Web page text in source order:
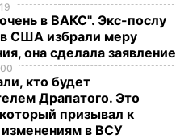
в ВАКС". Экс-послу
США избрали меру
она сделала заявление
кто будет
Драпатого. Это
призывал к
в ВСУ